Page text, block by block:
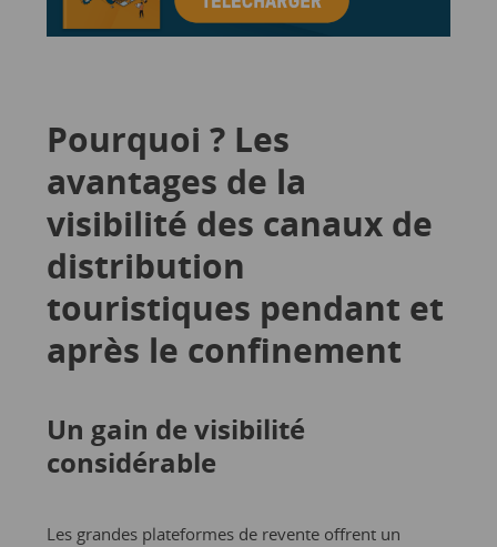
Pourquoi ? Les
avantages de la
visibilité des canaux de
distribution
touristiques pendant et
après le confinement
Un gain de visibilité
considérable
Les grandes plateformes de revente offrent un